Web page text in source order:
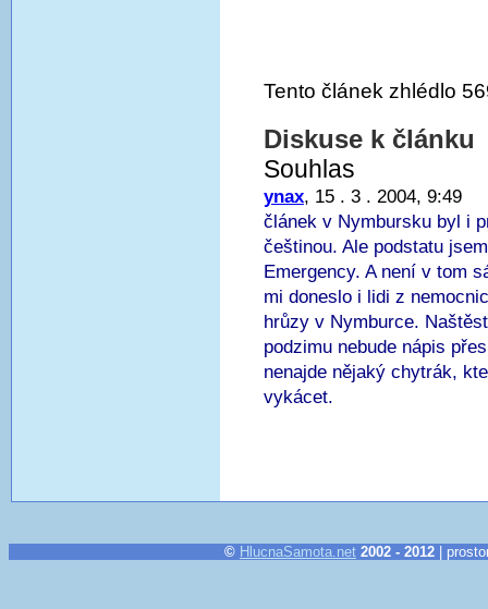
Tento článek zhlédlo
Diskuse k článku
Souhlas
ynax, 15 . 3 . 2004, 9:49
článek v Nymbursku byl i
češtinou. Ale podstatu
Emergency. A není v tom
mi doneslo i lidi z
hrůzy v Nymburce.
podzimu nebude nápis
nenajde nějaký chytrák,
vykácet.
© HlucnaSamota.net 2002 - 2012 |